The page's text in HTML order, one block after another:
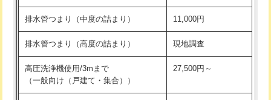
持込商品取付（浄水器・分岐水栓） 16,500円
給水管工事※（ホール加工) 16,500円
給水管工事※（バンド止め) 3,300円
給水管工事※（支持金具設置)
排水管つまり（中度の詰まり） 11,000円
排水管つまり（高度の詰まり） 現地調査
高圧洗浄機使用/3mまで
（一般向け（戸建て・集合））
27,500円～